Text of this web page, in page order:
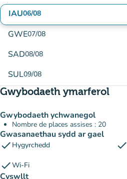
IAU06/08
GWE07/08
SAD08/08
SUL09/08
Gwybodaeth ymarferol
Gwybodaeth ychwanegol
Nombre de places assises : 20
Gwasanaethau sydd ar gael
check Hygyrchedd check
checkWi-Fi
Cyswllt